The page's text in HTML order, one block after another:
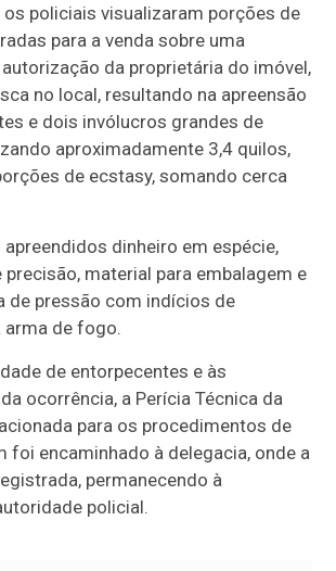
os policiais visualizaram porções de
para a venda sobre uma
da proprietária do imóvel,
no local, resultando na apreensão
e dois invólucros grandes de
aproximadamente 3,4 quilos,
de ecstasy, somando cerca
dinheiro em espécie,
precisão, material para embalagem e
de pressão com indícios de
arma de fogo.
de entorpecentes e às
ocorrência, a Perícia Técnica da
para os procedimentos de
foi encaminhado à delegacia, onde a
permanecendo à
policial.